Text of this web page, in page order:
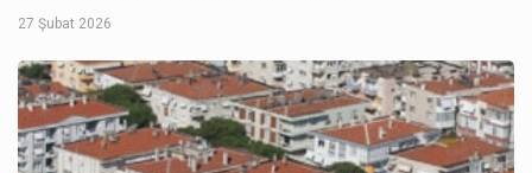
27 Şubat 2026